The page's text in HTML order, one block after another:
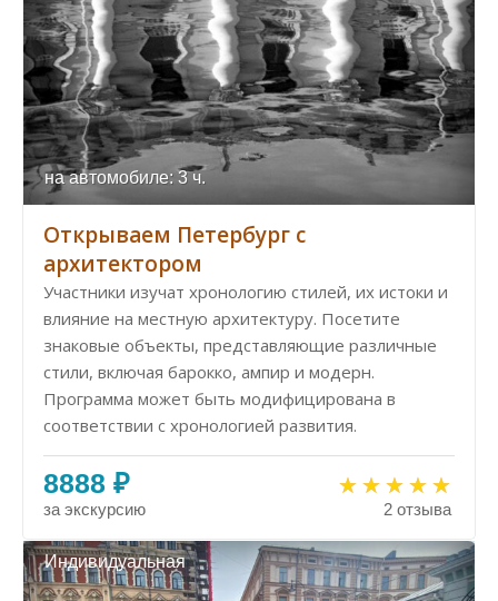
на автомобиле: 3 ч.
Открываем Петербург с
архитектором
Участники изучат хронологию стилей, их истоки и
влияние на местную архитектуру. Посетите
знаковые объекты, представляющие различные
стили, включая барокко, ампир и модерн.
Программа может быть модифицирована в
соответствии с хронологией развития.
8888 ₽
за экскурсию 2 отзыва
Индивидуальная